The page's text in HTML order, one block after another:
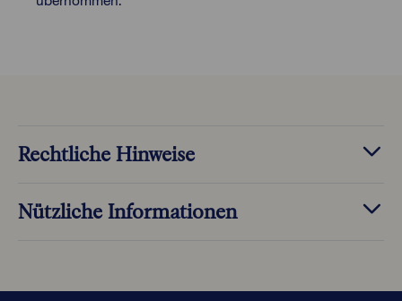
Rechtliche Hinweise
Nützliche Informationen